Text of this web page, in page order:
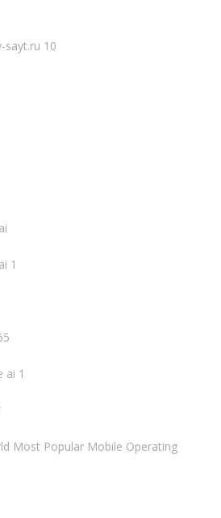
sayt.ru 10
1
ai 1
Most Popular Mobile Operating